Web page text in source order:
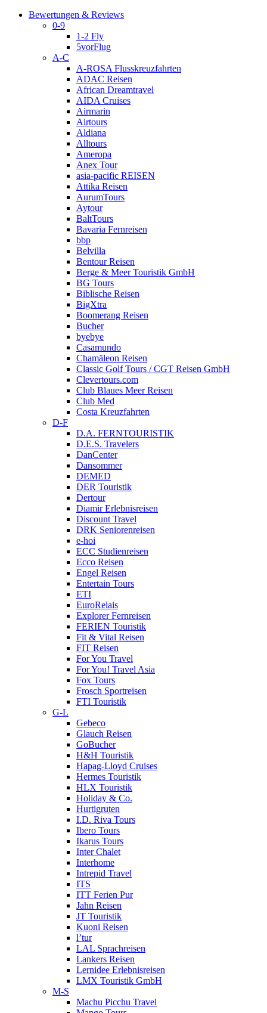
Bewertungen & Reviews
0-9
1-2 Fly
5vorFlug
A-C
A-ROSA Flusskreuzfahrten
ADAC Reisen
African Dreamtravel
AIDA Cruises
Airmarin
Airtours
Aldiana
Alltours
Ameropa
Anex Tour
asia-pacific REISEN
Attika Reisen
AurumTours
Aytour
BaltTours
Bavaria Fernreisen
bbp
Belvilla
Bentour Reisen
Berge & Meer Touristik GmbH
BG Tours
Biblische Reisen
BigXtra
Boomerang Reisen
Bucher
byebye
Casamundo
Chamäleon Reisen
Classic Golf Tours / CGT Reisen GmbH
Clevertours.com
Club Blaues Meer Reisen
Club Med
Costa Kreuzfahrten
D-F
D.A. FERNTOURISTIK
D.E.S. Travelers
DanCenter
Dansommer
DEMED
DER Touristik
Dertour
Diamir Erlebnisreisen
Discount Travel
DRK Seniorenreisen
e-hoi
ECC Studienreisen
Ecco Reisen
Engel Reisen
Entertain Tours
ETI
EuroRelais
Explorer Fernreisen
FERIEN Touristik
Fit & Vital Reisen
FIT Reisen
For You Travel
For You! Travel Asia
Fox Tours
Frosch Sportreisen
FTI Touristik
G-L
Gebeco
Glauch Reisen
GoBucher
H&H Touristik
Hapag-Lloyd Cruises
Hermes Touristik
HLX Touristik
Holiday & Co.
Hurtigruten
I.D. Riva Tours
Ibero Tours
Ikarus Tours
Inter Chalet
Interhome
Intrepid Travel
ITS
ITT Ferien Pur
Jahn Reisen
JT Touristik
Kuoni Reisen
l’tur
LAL Sprachreisen
Lankers Reisen
Lernidee Erlebnisreisen
LMX Touristik GmbH
M-S
Machu Picchu Travel